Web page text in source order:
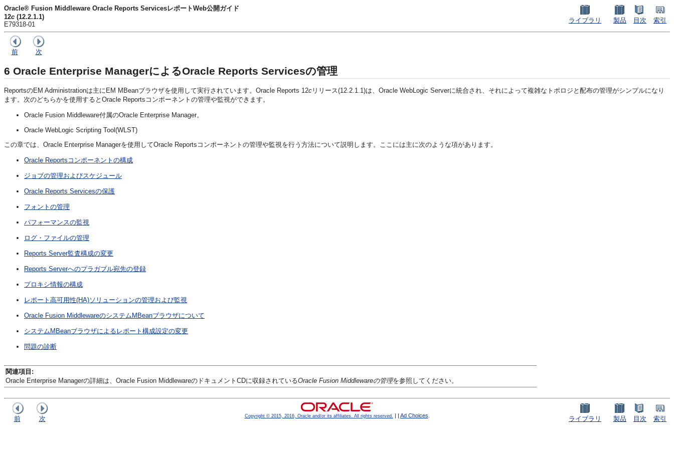
Oracle® Fusion Middleware Oracle Reports ServicesレポートWeb公開ガイド
12c (12.2.1.1)
E79318-01
ライブラリ 製品 目次 索引
前 次
6 Oracle Enterprise ManagerによるOracle Reports Servicesの管理
ReportsのEM Administrationは主にEM MBeanブラウザを使用して実行されています。Oracle Reports 12c リリース(12.2.1.1)は、Oracle WebLogic Serverに統合され、それによって複雑なトポロジと配布の管理がシンプルになり
ます。次のどちらかを使用するとOracle Reportsコンポーネントの管理や監視ができます。
Oracle Fusion Middleware付属のOracle Enterprise Manager。
Oracle WebLogic Scripting Tool(WLST)
この章では、Oracle Enterprise Managerを使用してOracle Reportsコンポーネントの管理や監視を行う方法について説明します。ここには主に次のような項があります。
Oracle Reportsコンポーネントの構成
ジョブの管理およびスケジュール
Oracle Reports Servicesの保護
フォントの管理
パフォーマンスの監視
ログ・ファイルの管理
Reports Server監査構成の変更
Reports Serverへのプラガブル宛先の登録
プロキシ情報の構成
レポート高可用性(HA)ソリューションの管理および監視
Oracle Fusion MiddlewareのシステムMBeanブラウザについて
システムMBeanブラウザによるレポート構成設定の変更
問題の診断
関連項目 :
Oracle Enterprise Managerの詳細は、Oracle Fusion MiddlewareのドキュメントCDに収録されているOracle Fusion Middlewareの管理を参照してください。
前 次 Copyright © 2015, 2016, Oracle and/or its affiliates. All rights reserved. | | Ad Choices ライブラリ 製品 目次 索引